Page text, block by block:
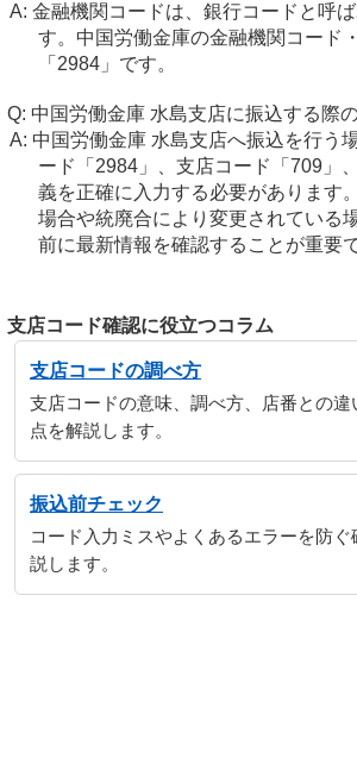
金融機関コードは、銀行コードと呼
す。中国労働金庫の金融機関コード
「2984」です。
中国労働金庫 水島支店に振込する際
中国労働金庫 水島支店へ振込を行う
ード「2984」、支店コード「709」
義を正確に入力する必要があります
場合や統廃合により変更されている
前に最新情報を確認することが重要で
支店コード確認に役立つコラム
支店コードの調べ方
支店コードの意味、調べ方、店番との
点を解説します。
振込前チェック
コード入力ミスやよくあるエラーを防
説します。